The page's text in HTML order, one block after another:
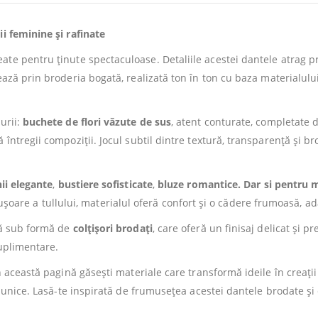
feminine și rafinate
pentru ținute spectaculoase. Detaliile acestei dantele atrag
prin broderia bogată, realizată ton în ton cu baza
buchete de flori văzute de sus, atent conturate, completate
întregii compoziții. Jocul subtil dintre textură, transparență și
elegante, bustiere sofisticate, bluze romantice. Dar si pentru
a tullului, materialul oferă confort și o cădere frumoasă,
sub formă de colțișori brodați, care oferă un finisaj delicat și
pagină găsești materiale care transformă ideile în
Lasă-te inspirată de frumusețea acestei dantele brodate